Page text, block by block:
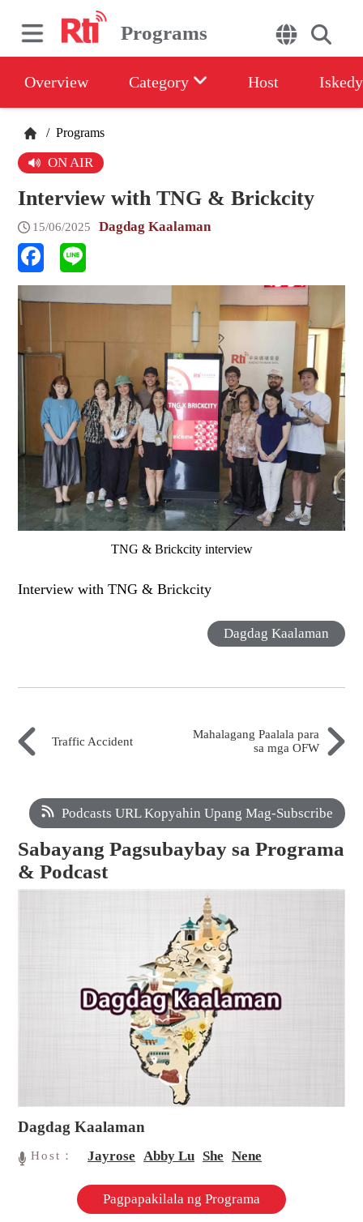
Programs
Overview Category Host
/ Programs
ON AIR
Interview with TNG & Brickcity
15/06/2025 Dagdag Kaalaman
TNG & Brickcity interview
Interview with TNG & Brickcity
Dagdag Kaalaman
Traffic Accident
Mahalagang Paalala para
sa mga OFW
Podcasts URL Kopyahin Upang Mag-Subscribe
Sabayang Pagsubaybay sa Programa
& Podcast
Dagdag Kaalaman
Host： Jayrose Abby Lu She Nene
Pagpapakilala ng Programa